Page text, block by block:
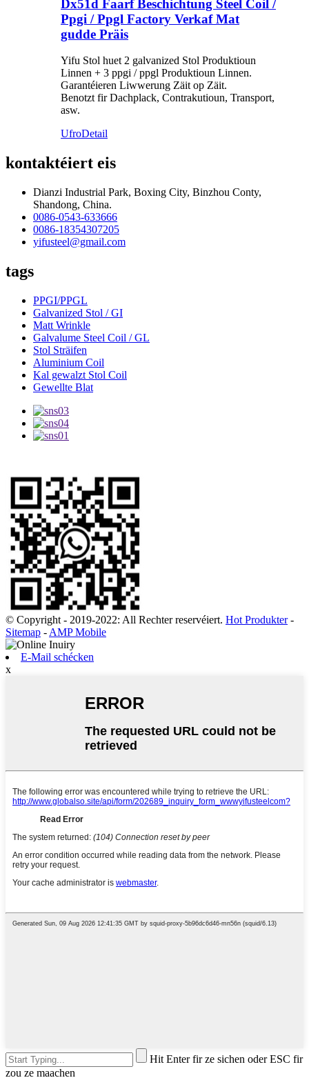
Dx51d Faarf Beschichtung Steel Coil /
Ppgi / Ppgl Factory Verkaf Mat
gudde Präis
Yifu Stol huet 2 galvanized Stol Produktioun
Linnen + 3 ppgi / ppgl Produktioun Linnen.
Garantéieren Liwwerung Zäit op Zäit.
Benotzt fir Dachplack, Contrakutioun, Transport,
asw.
UfroDetail
kontaktéiert eis
Dianzi Industrial Park, Boxing City, Binzhou Conty,
Shandong, China.
0086-0543-633666
0086-18354307205
yifusteel@gmail.com
tags
PPGI/PPGL
Galvanized Stol / GI
Matt Wrinkle
Galvalume Steel Coil / GL
Stol Sträifen
Aluminium Coil
Kal gewalzt Stol Coil
Gewellte Blat
© Copyright - 2019-2022: All Rechter reservéiert. Hot Produkter-
Sitemap - AMP Mobile
E-Mail schécken
x
Hit Enter fir ze sichen oder ESC fir
zou ze maachen